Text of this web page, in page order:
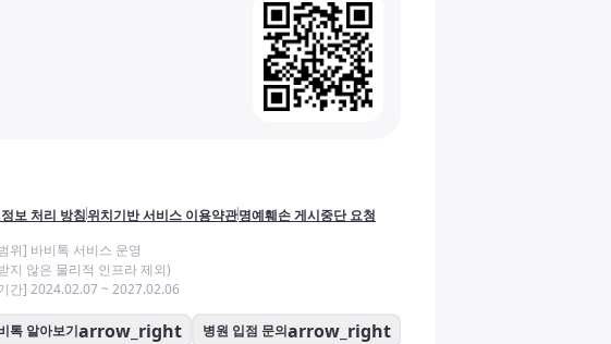
보 처리 방침위치기반 서비스 이용약관명예훼손 게시중단 요청
위] 바비톡 서비스 운영
지 않은 물리적 인프라 제외)
간] 2024.02.07 ~ 2027.02.06
톡 알아보기arrow_right 병원 입점 문의arrow_right